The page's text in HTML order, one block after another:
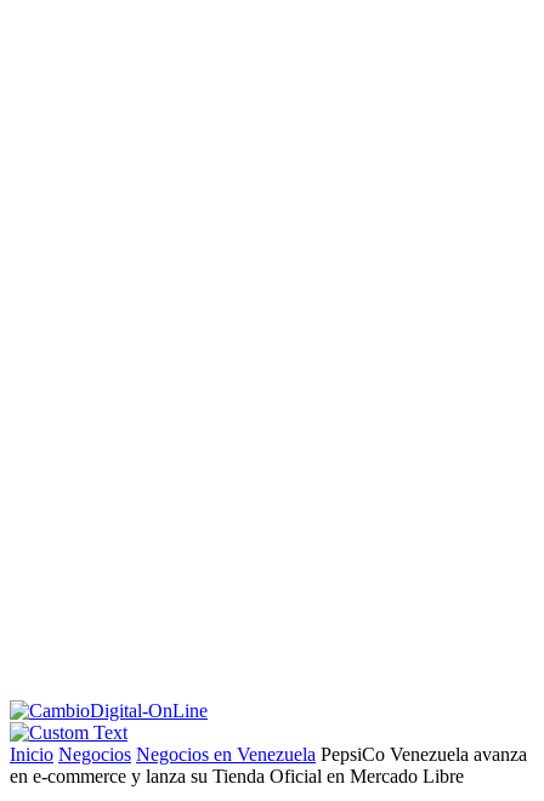
Inicio Negocios Negocios en Venezuela PepsiCo Venezuela avanza
en e-commerce y lanza su Tienda Oficial en Mercado Libre